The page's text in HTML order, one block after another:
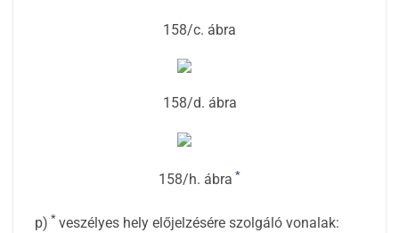
158/c. ábra
158/d. ábra
158/h. ábra *
p) * veszélyes hely előjelzésére szolgáló vonalak: